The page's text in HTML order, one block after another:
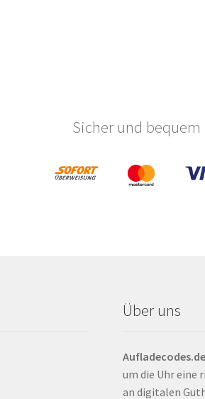
gewählt
Sicher und
Über uns
Aufladecodes.de
um die Uhr eine
an digitalen